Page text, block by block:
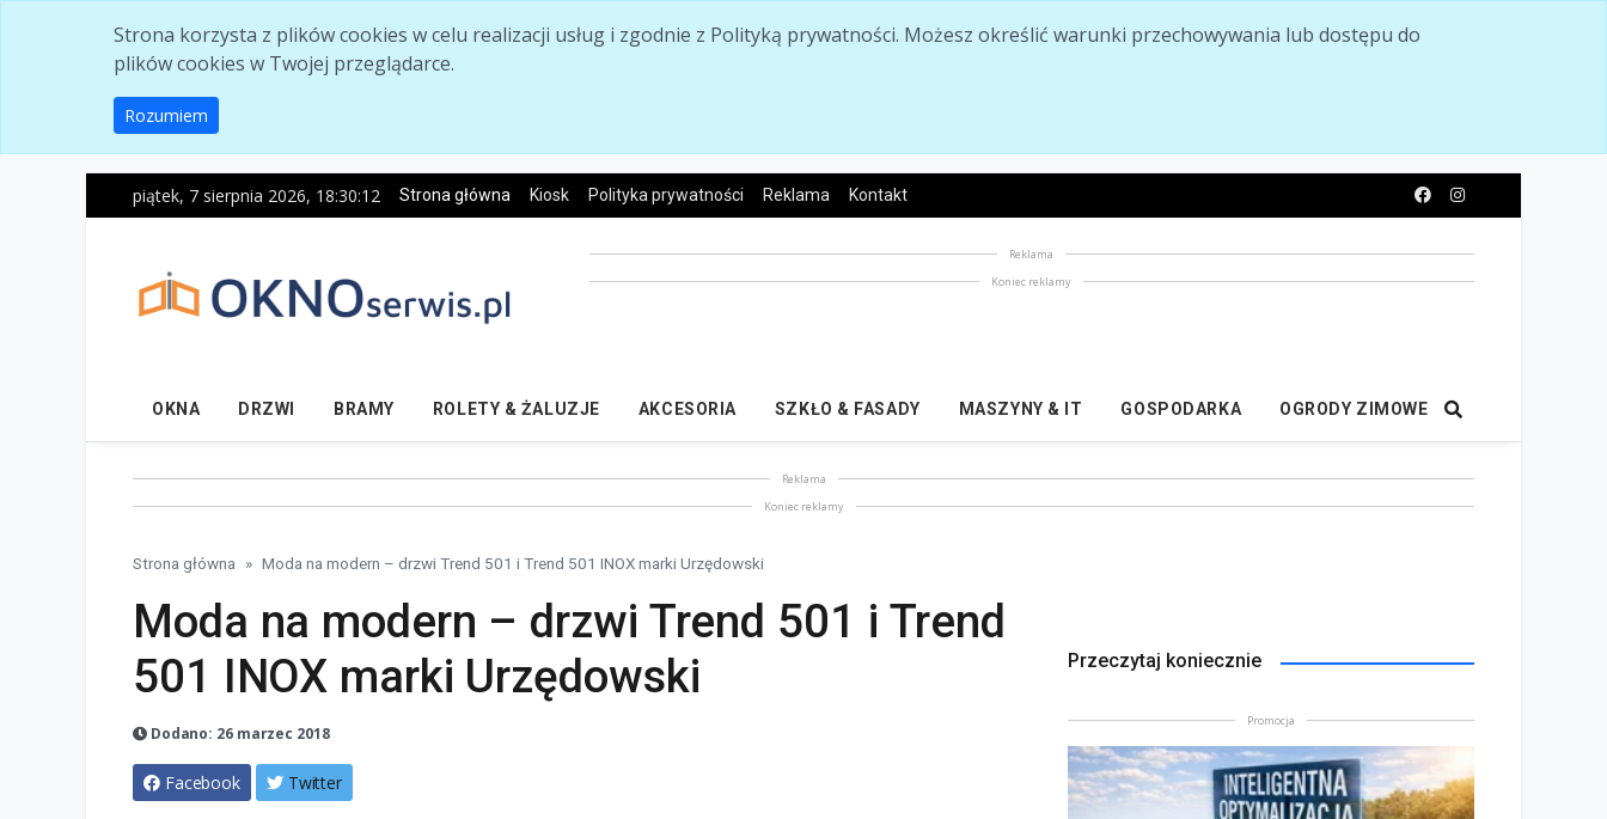
Strona korzysta z plików cookies w celu realizacji usług i zgodnie z Polityką prywatności. Możesz określić warunki przechowywania lub dostępu do
plików cookies w Twojej przeglądarce.
Rozumiem
piątek, 7 sierpnia 2026, 18:30:13 Strona główna Kiosk Polityka prywatności Reklama Kontakt
Reklama
Koniec reklamy
OKNA DRZWI BRAMY ROLETY & ŻALUZJE AKCESORIA SZKŁO & FASADY MASZYNY & IT GOSPODARKA OGRODY ZIMOWE
Reklama
Koniec reklamy
Strona główna Moda na modern – drzwi Trend 501 i Trend 501 INOX marki Urzędowski
Moda na modern – drzwi Trend 501 i Trend
501 INOX marki Urzędowski
Dodano: 26 marzec 2018
Facebook Twitter
Przeczytaj koniecznie
Promocja